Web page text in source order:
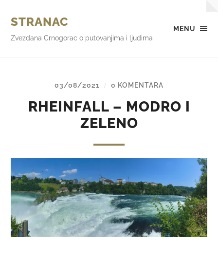
MENU
STRANAC
Zvezdana Crnogorac o putovanjima i ljudima
03/08/2021 / 0 KOMENTARA
RHEINFALL – MODRO I
ZELENO